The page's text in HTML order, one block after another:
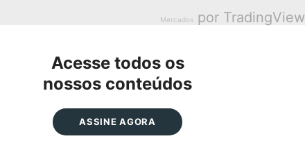
Mercados por TradingView
Acesse todos os
nossos conteúdos
ASSINE AGORA